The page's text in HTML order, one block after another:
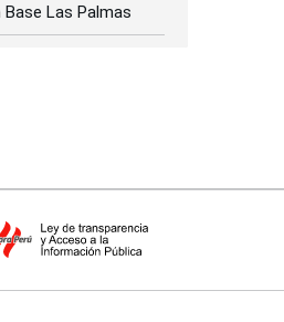
Base Las Palmas